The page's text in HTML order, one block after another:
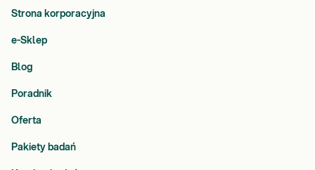
Strona korporacyjna
e-Sklep
Blog
Poradnik
Oferta
Pakiety badań